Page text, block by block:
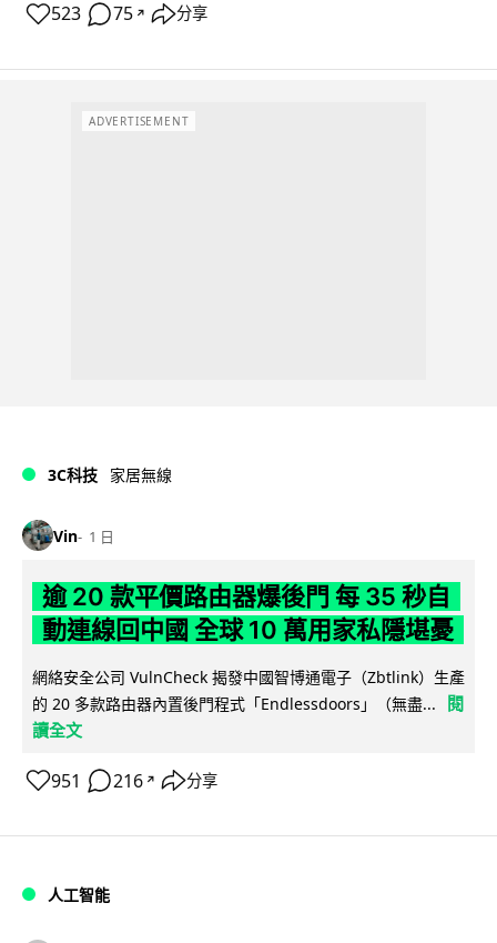
523 75 ↗ 分享
ADVERTISEMENT
3C科技 家居無線
Vin 1 日
逾 20 款平價路由器爆後門 每 35 秒自
動連線回中國 全球 10 萬用家私隱堪憂
網絡安全公司 VulnCheck 揭發中國智博通電子（Zbtlink）生產
的 20 多款路由器內置後門程式「Endlessdoors」（無盡...
閱
讀全文
951 216 ↗ 分享
人工智能